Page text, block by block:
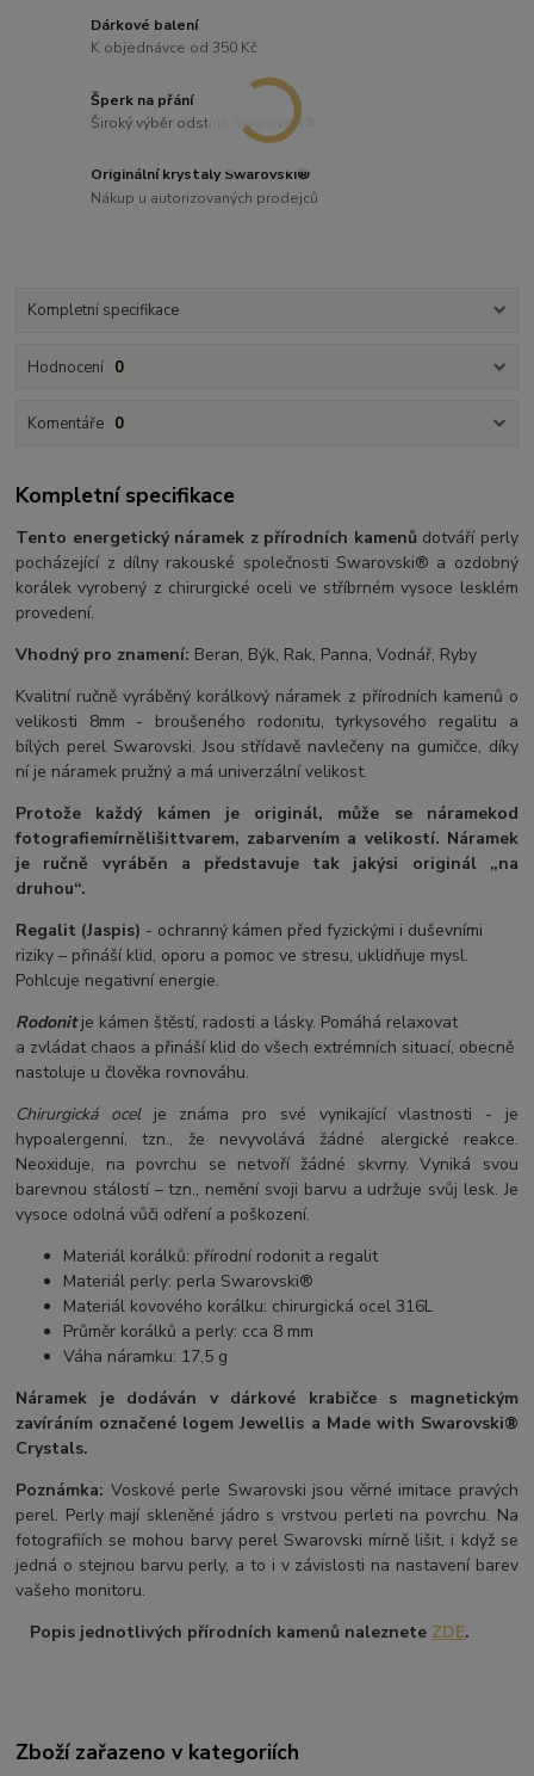
Dárkové balení
K objednávce od 350 Kč
Šperk na přání
Široký výběr odstínů Swarovski®
Originální krystaly Swarovski®
Nákup u autorizovaných prodejců
Kompletní specifikace
Hodnocení 0
Komentáře 0
Kompletní specifikace
Tento energetický náramek z přírodních kamenů dotváří perly
pocházející z dílny rakouské společnosti Swarovski® a ozdobný
korálek vyrobený z chirurgické oceli ve stříbrném vysoce lesklém
provedení.
Vhodný pro znamení: Beran, Býk, Rak, Panna, Vodnář, Ryby
Kvalitní ručně vyráběný korálkový náramek z přírodních kamenů o
velikosti 8mm - broušeného rodonitu, tyrkysového regalitu a
bílých perel Swarovski. Jsou střídavě navlečeny na gumičce, díky
ní je náramek pružný a má univerzální velikost.
Protože každý kámen je originál, může se náramekod
fotografiemírnělišittvarem, zabarvením a velikostí. Náramek
je ručně vyráběn a představuje tak jakýsi originál „na
druhou“.
Regalit (Jaspis) - ochranný kámen před fyzickými i duševními
riziky – přináší klid, oporu a pomoc ve stresu, uklidňuje mysl.
Pohlcuje negativní energie.
Rodonitje kámen štěstí, radosti a lásky. Pomáhá relaxovat
a zvládat chaos a přináší klid do všech extrémních situací, obecně
nastoluje u člověka rovnováhu.
Chirurgická ocelje známa pro své vynikající vlastnosti - je
hypoalergenní, tzn., že nevyvolává žádné alergické reakce.
Neoxiduje, na povrchu se netvoří žádné skvrny. Vyniká svou
barevnou stálostí – tzn., nemění svoji barvu a udržuje svůj lesk. Je
vysoce odolná vůči odření a poškození.
Materiál korálků: přírodní rodonit a regalit
Materiál perly: perla Swarovski®
Materiál kovového korálku: chirurgická ocel 316L
Průměr korálků a perly: cca 8 mm
Váha náramku: 17,5 g
Náramek je dodáván v dárkové krabičce s magnetickým
zavíráním označené logem Jewellis a Made with Swarovski®
Crystals.
Poznámka: Voskové perle Swarovski jsou věrné imitace pravých
perel. Perly mají skleněné jádro s vrstvou perleti na povrchu. Na
fotografiích se mohou barvy perel Swarovski mírně lišit, i když se
jedná o stejnou barvu perly, a to i v závislosti na nastavení barev
vašeho monitoru.
Popis jednotlivých přírodních kamenů naleznete ZDE.
Zboží zařazeno v kategoriích